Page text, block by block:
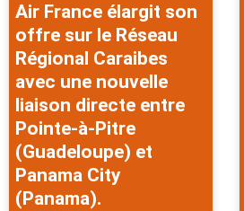
Air France élargit son
offre sur le Réseau
Régional Caraibes
avec une nouvelle
liaison directe entre
Pointe-à-Pitre
(Guadeloupe) et
Panama City
(Panama).